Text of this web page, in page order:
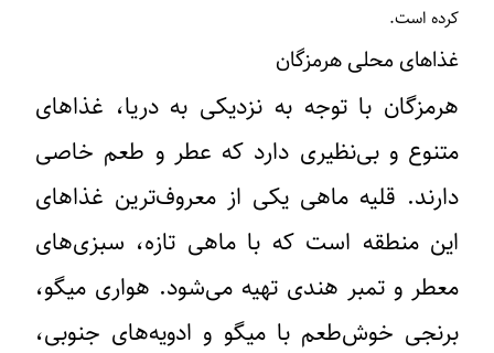
کرده است.
غذاهای محلی هرمزگان
هرمزگان با توجه به نزدیکی به دریا، غذاهای
متنوع و بی‌نظیری دارد که عطر و طعم خاصی
دارند. قلیه ماهی یکی از معروف‌ترین غذاهای
این منطقه است که با ماهی تازه، سبزی‌های
معطر و تمبر هندی تهیه می‌شود. هواری میگو،
برنجی خوش‌طعم با میگو و ادویه‌های جنوبی،